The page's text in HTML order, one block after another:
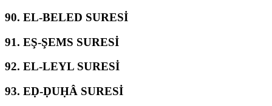
90. EL-BELED SURESİ
91. EŞ-ŞEMS SURESİ
92. EL-LEYL SURESİ
93. EḌ-ḌUḤÂ SURESİ